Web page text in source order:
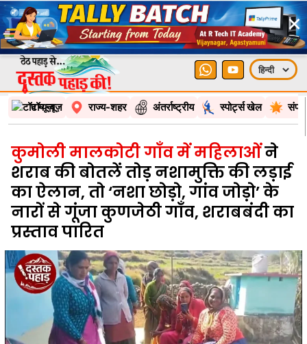
×
टॉप न्यूज़ राज्य-शहर अंतर्राष्ट्रीय स्पोर्ट्स खेल
कुमोली मालकोटी गाँव में महिलाओंने
शराब की बोतलें तोड़ नशामुक्ति की लड़ाई
का ऐलान, तो ‘नशा छोड़ो, गांव जोड़ो’ के
नारों से गूंजा कुणजेठी गाँव, शराबबंदी का
प्रस्ताव पारित